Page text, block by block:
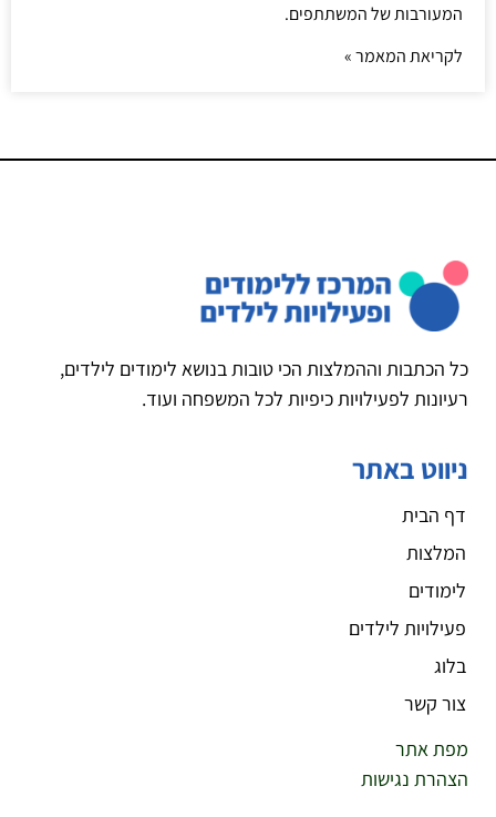
המעורבות של המשתתפים.
לקריאת המאמר »
כל הכתבות וההמלצות הכי טובות בנושא לימודים לילדים,
רעיונות לפעילויות כיפיות לכל המשפחה ועוד.
ניווט באתר
דף הבית
המלצות
לימודים
פעילויות לילדים
בלוג
צור קשר
מפת אתר
הצהרת נגישות